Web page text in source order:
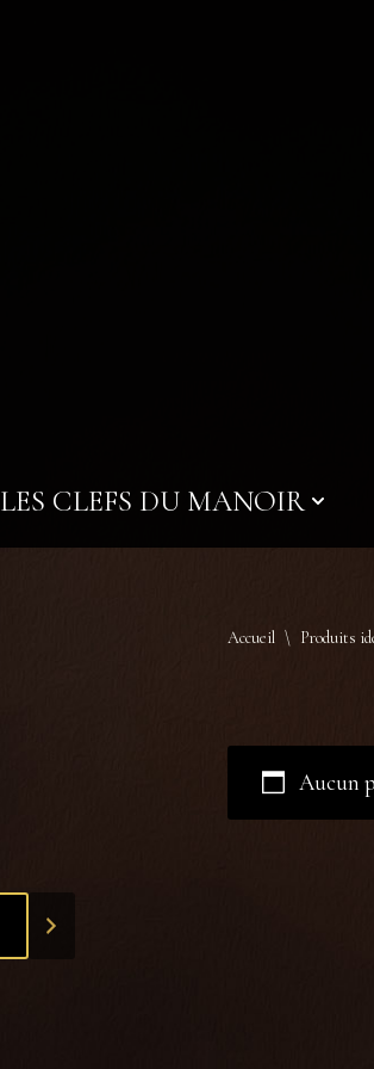
LES CLEFS DU MANOIR
Accueil \ Produits
Aucun